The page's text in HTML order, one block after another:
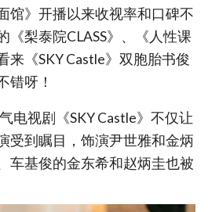
馆》开播以来收视率和口碑不
《梨泰院CLASS》、《人性课
来《SKY Castle》双胞胎书俊
错呀！
电视剧《SKY Castle》不仅让
受到瞩目，饰演尹世雅和金炳
车基俊的金东希和赵炳圭也被